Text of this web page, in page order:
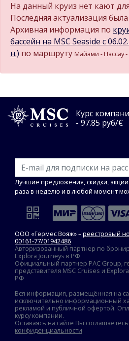
На данный круиз нет кают
Последняя актуализация была
Архивная информация по
бассейн на MSC Seaside c
н.) по маршруту Майами - Нассау
Курс
- 97.85 руб/€
Лучшие предложения, скидки,
раза в неделю и в любой момент
ООО «Гермес Вояж» –реестровый
00161-77/01942486
Авторизованный партнер по
Explora Journeys в РФ
Официальный партнер PAC Group,
представителя MSC Cruises и
РФ
Вся информация, размещённая на
исключительно информационный
рекламой и публичной офертой.
курсу компании.
Оставаясь на сайте Вы
конфиденциальности